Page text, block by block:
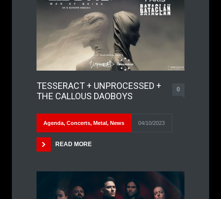
TESSERACT + UNPROCESSED +
THE CALLOUS DAOBOYS
0
Agenda, Concerts, Metal, News 04/10/2023
READ MORE